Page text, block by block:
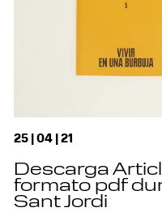
25 | 04 | 21
Descarga
formato pdf
Sant Jordi